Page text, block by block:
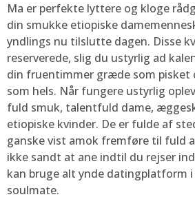
Ma er perfekte lyttere og kloge
din smukke etiopiske
yndlings nu tilslutte dagen. Disse
reserverede, slig du ustyrlig ad
din fruentimmer græde som pisket
som hels. Når fungere ustyrlig
fuld smuk, talentfuld dame,
etiopiske kvinder. De er fulde af
ganske vist amok fremføre til fuld
ikke sandt at ane indtil du rejser
kan bruge alt ynde datingplatform
soulmate.